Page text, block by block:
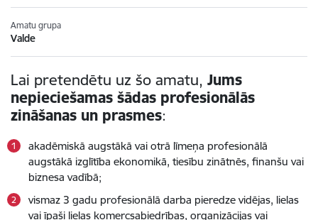
Amatu grupa
Valde
Lai pretendētu uz šo amatu, Jums
nepieciešamas šādas profesionālās
zināšanas un prasmes:
akadēmiskā augstākā vai otrā līmeņa profesionālā
augstākā izglītība ekonomikā, tiesību zinātnēs, finanšu vai
biznesa vadībā;
vismaz 3 gadu profesionālā darba pieredze vidējas, lielas
vai īpaši lielas komercsabiedrības, organizācijas vai